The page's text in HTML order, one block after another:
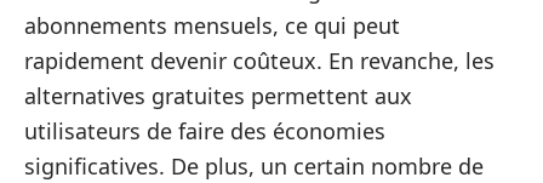
abonnements mensuels, ce qui peut
rapidement devenir coûteux. En revanche, les
alternatives gratuites permettent aux
utilisateurs de faire des économies
significatives. De plus, un certain nombre de